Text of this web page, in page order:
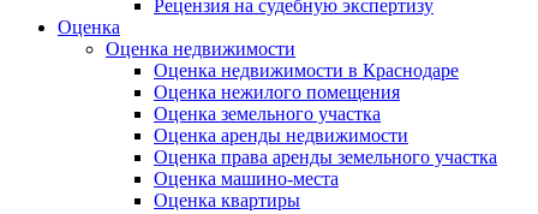
Рецензия на судебную экспертизу
Оценка
Оценка недвижимости
Оценка недвижимости в Краснодаре
Оценка нежилого помещения
Оценка земельного участка
Оценка аренды недвижимости
Оценка права аренды земельного участка
Оценка машино-места
Оценка квартиры